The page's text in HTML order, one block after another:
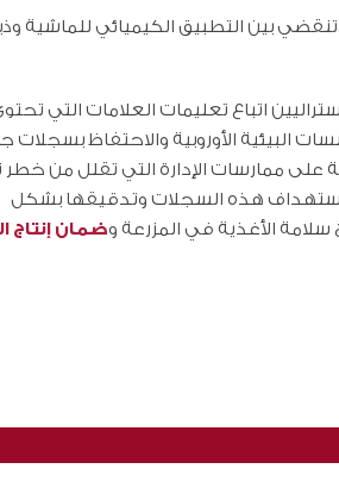
بين التطبيق الكيميائي للماشية
اتباع تعليمات العلامات التي
البيئية الأوروبية والاحتفاظ بسجلات
ممارسات الإدارة التي تقلل من خطر
هذه السجلات وتدقيقها بشكل
الأغذية في المزرعة وضمان إنتاج